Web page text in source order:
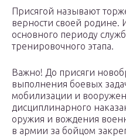
Присягой называют
верности своей родине.
основного периоду
тренировочного этапа.
Важно! До присяги
выполнения боевых
мобилизации и
дисциплинарного
оружия и вождения
в армии за бойцом